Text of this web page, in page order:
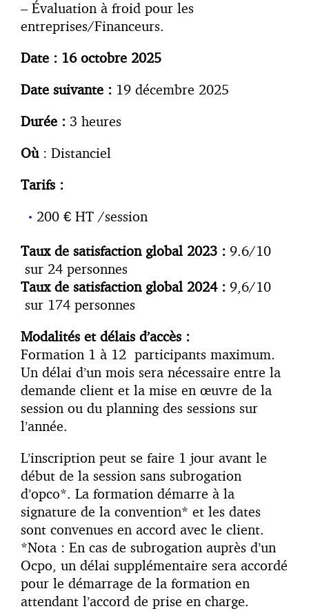
– Évaluation à froid pour les
entreprises/Financeurs.
Date : 16 octobre 2025
Date suivante : 19 décembre 2025
Durée : 3 heures
Où : Distanciel
Tarifs :
200 € HT /session
Taux de satisfaction global 2023 : 9.6/10
sur 24 personnes
Taux de satisfaction global 2024 : 9,6/10
sur 174 personnes
Modalités et délais d’accès :
Formation 1 à 12 participants maximum.
Un délai d’un mois sera nécessaire entre la
demande client et la mise en œuvre de la
session ou du planning des sessions sur
l’année.
L’inscription peut se faire 1 jour avant le
début de la session sans subrogation
d’opco*. La formation démarre à la
signature de la convention* et les dates
sont convenues en accord avec le client.
*Nota : En cas de subrogation auprès d’un
Ocpo, un délai supplémentaire sera accordé
pour le démarrage de la formation en
attendant l’accord de prise en charge.